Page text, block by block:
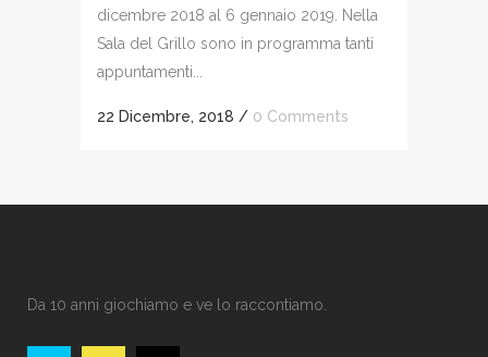
dicembre 2018 al 6 gennaio 2019. Nella
Sala del Grillo sono in programma tanti
appuntamenti...
22 Dicembre, 2018 / 0 Comments
Da 10 anni giochiamo e ve lo raccontiamo.